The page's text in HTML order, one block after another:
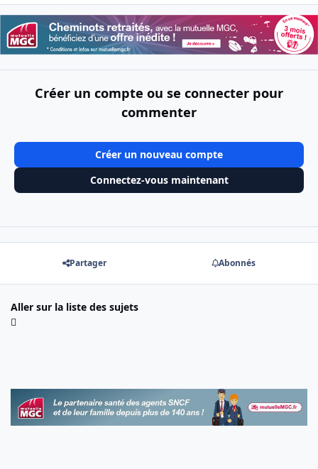
Créer un compte ou se connecter pour
commenter
Créer un nouveau compte
Connectez-vous maintenant
Partager Abonnés
Aller sur la liste des sujets